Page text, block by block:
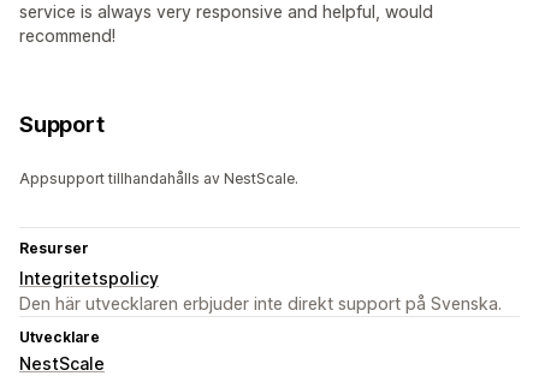
service is always very responsive and helpful, would
recommend!
Support
Appsupport tillhandahålls av NestScale.
Resurser
Integritetspolicy
Den här utvecklaren erbjuder inte direkt support på Svenska.
Utvecklare
NestScale